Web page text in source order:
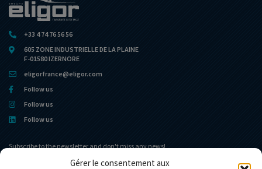
Gérer le consentement aux
+33 4 74 76 56 56
605 ZONE INDUSTRIELLE DE LA PLAINE
F-01580 IZERNORE
eligorfrance@eligor.com
Follow us
Follow us
Follow us
Subscribe to the newsletter and don't miss any news!